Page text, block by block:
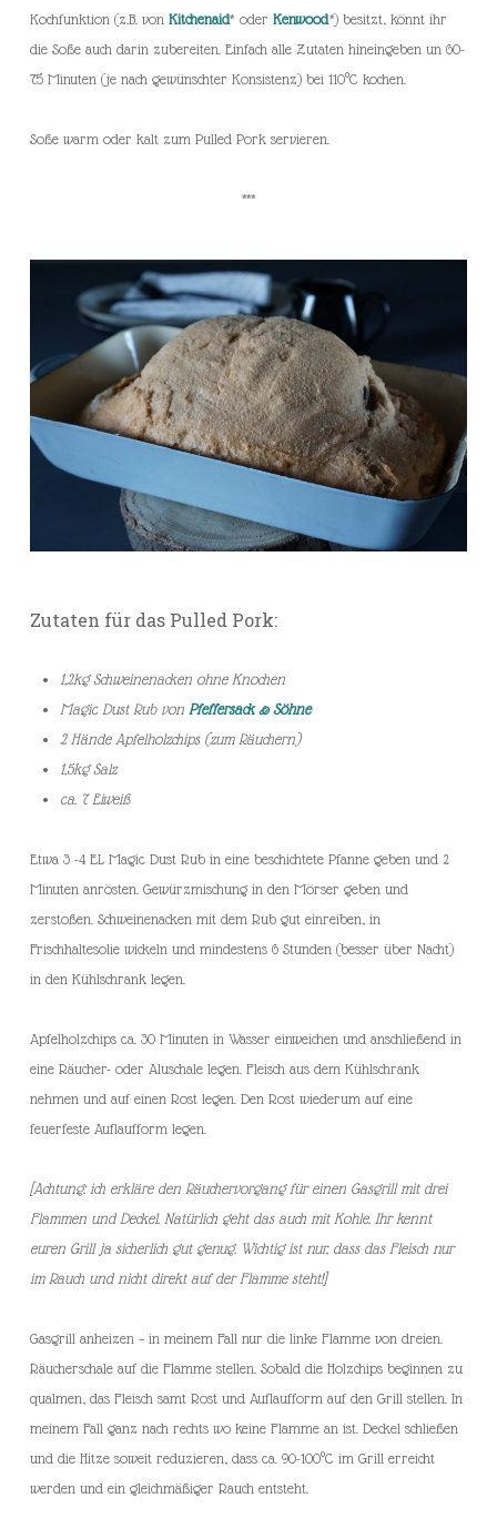
Kochfunktion (z.B. von Kitchenaid* oder Kenwood*) besitzt, könnt ihr
die Soße auch darin zubereiten. Einfach alle Zutaten hineingeben un 60-
75 Minuten (je nach gewünschter Konsistenz) bei 110°C kochen.
Soße warm oder kalt zum Pulled Pork servieren.
***
Zutaten für das Pulled Pork:
1,2kg Schweinenacken ohne Knochen
Magic Dust Rub von Pfeffersack & Söhne
2 Hände Apfelholzchips (zum Räuchern)
1,5kg Salz
ca. 7 Eiweiß
Etwa 3 -4 EL Magic Dust Rub in eine beschichtete Pfanne geben und 2
Minuten anrösten. Gewürzmischung in den Mörser geben und
zerstoßen. Schweinenacken mit dem Rub gut einreiben, in
Frischhaltesolie wickeln und mindestens 6 Stunden (besser über Nacht)
in den Kühlschrank legen.
Apfelholzchips ca. 30 Minuten in Wasser einweichen und anschließend in
eine Räucher- oder Aluschale legen. Fleisch aus dem Kühlschrank
nehmen und auf einen Rost legen. Den Rost wiederum auf eine
feuerfeste Auflaufform legen.
[Achtung: ich erkläre den Räuchervorgang für einen Gasgrill mit drei
Flammen und Deckel. Natürlich geht das auch mit Kohle. Ihr kennt
euren Grill ja sicherlich gut genug. Wichtig ist nur, dass das Fleisch nur
im Rauch und nicht direkt auf der Flamme steht!]
Gasgrill anheizen – in meinem Fall nur die linke Flamme von dreien.
Räucherschale auf die Flamme stellen. Sobald die Holzchips beginnen zu
qualmen, das Fleisch samt Rost und Auflaufform auf den Grill stellen. In
meinem Fall ganz nach rechts wo keine Flamme an ist. Deckel schließen
und die Hitze soweit reduzieren, dass ca. 90-100°C im Grill erreicht
werden und ein gleichmäßiger Rauch entsteht.